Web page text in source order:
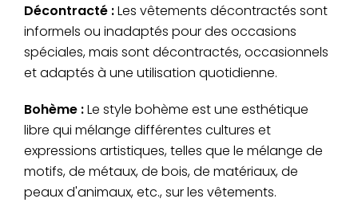
Décontracté :Les vêtements décontractés sont
informels ou inadaptés pour des occasions
spéciales, mais sont décontractés, occasionnels
et adaptés à une utilisation quotidienne.
Bohème :Le style bohème est une esthétique
libre qui mélange différentes cultures et
expressions artistiques, telles que le mélange de
motifs, de métaux, de bois, de matériaux, de
peaux d'animaux, etc., sur les vêtements.